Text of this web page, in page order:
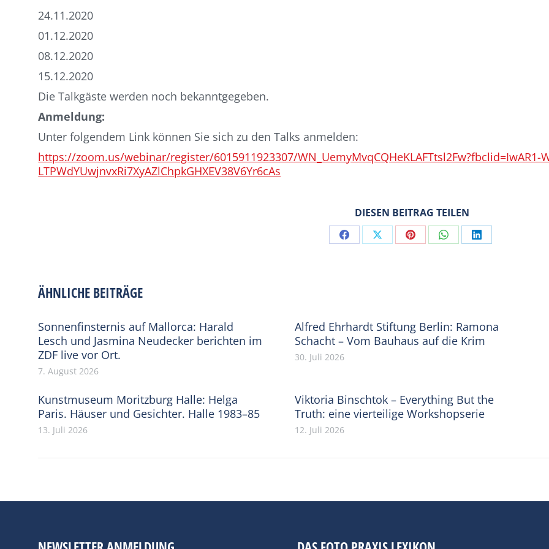
24.11.2020
01.12.2020
08.12.2020
15.12.2020
Die Talkgäste werden noch bekanntgegeben.
Anmeldung:
Unter folgendem Link können Sie sich zu den Talks anmelden:
https://zoom.us/webinar/register/6015911923307/WN_UemyMvqCQHeKLAFTtsl2Fw?fbclid=IwAR1-
LTPWdYUwjnvxRi7XyAZlChpkGHXEV38V6Yr6cAs
DIESEN BEITRAG TEILEN
Share Share Share Share Share
ÄHNLICHE BEITRÄGE
Sonnenfinsternis auf Mallorca: Harald
Lesch und Jasmina Neudecker berichten im
ZDF live vor Ort.
7. August 2026
Alfred Ehrhardt Stiftung Berlin: Ramona
Schacht – Vom Bauhaus auf die Krim
30. Juli 2026
Kunstmuseum Moritzburg Halle: Helga
Paris. Häuser und Gesichter. Halle 1983–85
13. Juli 2026
Viktoria Binschtok – Everything But the
Truth: eine vierteilige Workshopserie
12. Juli 2026